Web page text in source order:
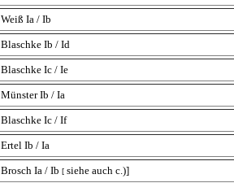
Weiß Ia / Ib
Blaschke Ib / Id
Blaschke Ic / Ie
Münster Ib / Ia
Blaschke Ic / If
Ertel Ib / Ia
Brosch Ia / Ib [siehe auch c.)]